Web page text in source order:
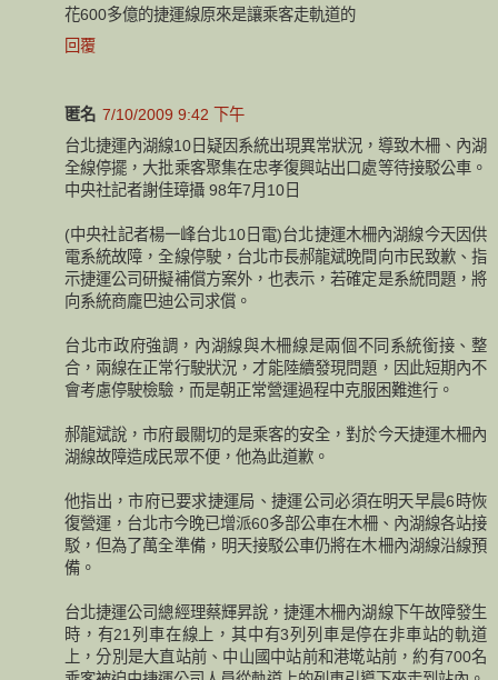
花600多億的捷運線原來是讓乘客走軌道的
回覆
匿名 7/10/2009 9:42 下午
台北捷運內湖線10日疑因系統出現異常狀況，導致木柵、內湖
全線停擺，大批乘客聚集在忠孝復興站出口處等待接駁公車。
中央社記者謝佳璋攝 98年7月10日
(中央社記者楊一峰台北10日電)台北捷運木柵內湖線今天因供
電系統故障，全線停駛，台北市長郝龍斌晚間向市民致歉、指
示捷運公司研擬補償方案外，也表示，若確定是系統問題，將
向系統商龐巴迪公司求償。
台北市政府強調，內湖線與木柵線是兩個不同系統銜接、整
合，兩線在正常行駛狀況，才能陸續發現問題，因此短期內不
會考慮停駛檢驗，而是朝正常營運過程中克服困難進行。
郝龍斌說，市府最關切的是乘客的安全，對於今天捷運木柵內
湖線故障造成民眾不便，他為此道歉。
他指出，市府已要求捷運局、捷運公司必須在明天早晨6時恢
復營運，台北市今晚已增派60多部公車在木柵、內湖線各站接
駁，但為了萬全準備，明天接駁公車仍將在木柵內湖線沿線預
備。
台北捷運公司總經理蔡輝昇說，捷運木柵內湖線下午故障發生
時，有21列車在線上，其中有3列列車是停在非車站的軌道
上，分別是大直站前、中山國中站前和港墘站前，約有700名